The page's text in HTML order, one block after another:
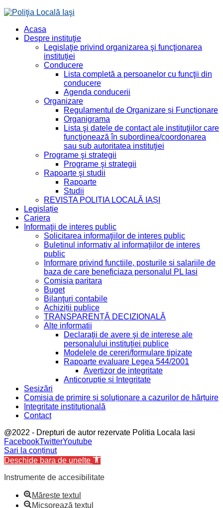
Acasa
Despre instituţie
Legislaţie privind organizarea şi funcţionarea
instituţiei
Conducere
Lista completă a persoanelor cu funcţii din
conducere
Agenda conducerii
Organizare
Regulamentul de Organizare și Funcționare
Organigrama
Lista şi datele de contact ale instituţiilor care
funcţionează în subordinea/coordonarea
sau sub autoritatea instituţiei
Programe şi strategii
Programe şi strategii
Rapoarte şi studii
Rapoarte
Studii
REVISTA POLIȚIA LOCALĂ IAȘI
Legislație
Cariera
Informaţii de interes public
Solicitarea informaţiilor de interes public
Buletinul informativ al informaţiilor de interes
public
Informare privind functiile, posturile si salariile de
baza de care beneficiaza personalul PL Iasi
Comisia paritara
Buget
Bilanţuri contabile
Achiziții publice
TRANSPARENȚĂ DECIZIONALĂ
Alte informatii
Declaraţii de avere şi de interese ale
personalului instituţiei publice
Modelele de cereri/formulare tipizate
Rapoarte evaluare Legea 544/2001
Avertizor de integritate
Anticorupție și Integritate
Sesizări
Comisia de primire și soluționare a cazurilor de hărțuire
Integritate instituțională
Contact
@2022 - Drepturi de autor rezervate Politia Locala Iasi
FacebookTwitterYoutube
Sari la conținut
Deschide bara de unelte
Instrumente de accesibilitate
Mărește textul
Micșorează textul